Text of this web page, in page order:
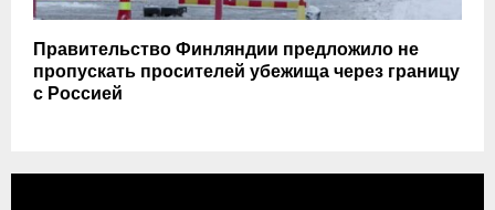
Правительство Финляндии предложило не
пропускать просителей убежища через границу
с Россией